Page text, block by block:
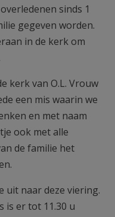
sinds 1
gegeven worden.
in de kerk om
kerk van O.L. Vrouw
een mis waarin we
en met naam
ook met alle
de familie het
uit naar deze viering.
is er tot 11.30 u